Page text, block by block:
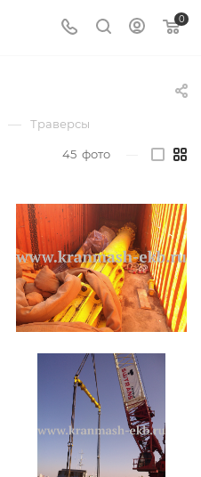
0
— Траверсы
45 фото